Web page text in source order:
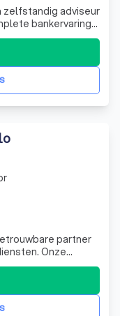
zelfstandig adviseur
bankervaring
over uw
complexere
u klaar. Ons
partner
Onze
staat klaar om
reis. Wij
zodat u altijd